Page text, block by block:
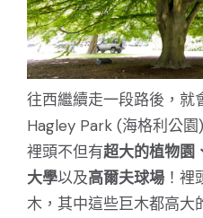
往西繼續走一段路後，
Hagley Park (海格利公園)
裡頭不但有超大的植物園
大學以及高爾夫球場 ！
木，其中這些巨木都高大